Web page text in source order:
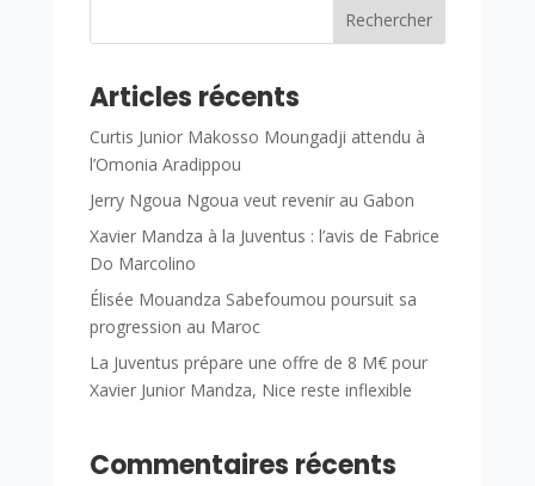
Rechercher
Articles récents
Curtis Junior Makosso Moungadji attendu à
l’Omonia Aradippou
Jerry Ngoua Ngoua veut revenir au Gabon
Xavier Mandza à la Juventus : l’avis de Fabrice
Do Marcolino
Élisée Mouandza Sabefoumou poursuit sa
progression au Maroc
La Juventus prépare une offre de 8 M€ pour
Xavier Junior Mandza, Nice reste inflexible
Commentaires récents